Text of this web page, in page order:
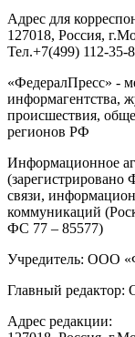
Адрес для
127018, Россия, г.
Тел.+7(499) 112-35-
«ФедералПресс» -
информагентства,
происшествия,
регионов РФ
Информационное
(зарегистрировано
связи,
коммуникаций
ФС 77 – 85577)
Учредитель: ООО
Главный редактор:
Адрес редакции: